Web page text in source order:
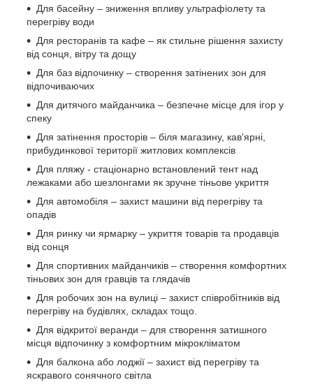
Для басейну – зниження впливу ультрафіолету та
перегріву води
Для ресторанів та кафе – як стильне рішення захисту
від сонця, вітру та дощу
Для баз відпочинку – створення затінених зон для
відпочиваючих
Для дитячого майданчика – безпечне місце для ігор у
спеку
Для затінення просторів – біля магазину, кав'ярні,
прибудинкової території житлових комплексів
Для пляжу - стаціонарно встановлений тент над
лежаками або шезлонгами як зручне тіньове укриття
Для автомобіля – захист машини від перегріву та
опадів
Для ринку чи ярмарку – укриття товарів та продавців
від сонця
Для спортивних майданчиків – створення комфортних
тіньових зон для гравців та глядачів
Для робочих зон на вулиці – захист співробітників від
перегріву на будівлях, складах тощо.
Для відкритої веранди – для створення затишного
місця відпочинку з комфортним мікрокліматом
Для балкона або лоджії – захист від перегріву та
яскравого сонячного світла